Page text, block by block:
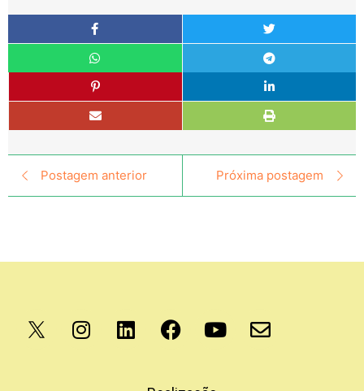
Postagem anterior Próxima postagem